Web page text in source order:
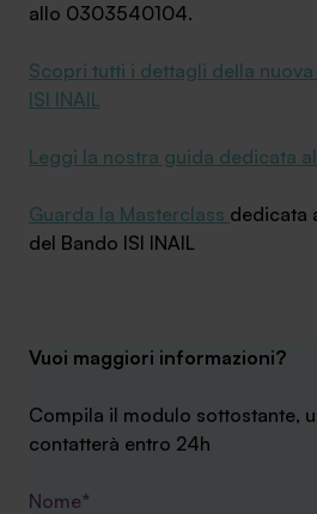
allo 0303540104.
Scopri tutti i dettagli della
ISI INAIL
Leggi la nostra guida dedicata al
Guarda la Masterclass dedicata
del Bando ISI INAIL
Vuoi maggiori informazioni?
Compila il modulo sottostante,
contatterà entro 24h
Nome*